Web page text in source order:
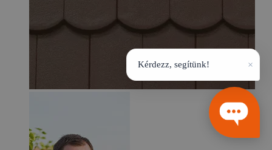
Kérdezz, segítünk! ×